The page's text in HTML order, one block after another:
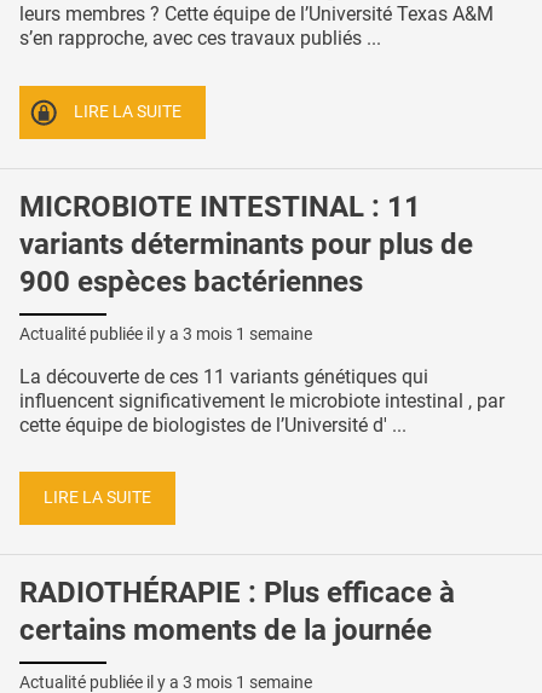
leurs membres ? Cette équipe de l’Université Texas A&M
s’en rapproche, avec ces travaux publiés ...
LIRE LA SUITE
MICROBIOTE INTESTINAL : 11
variants déterminants pour plus de
900 espèces bactériennes
Actualité publiée il y a 3 mois 1 semaine
La découverte de ces 11 variants génétiques qui
influencent significativement le microbiote intestinal , par
cette équipe de biologistes de l’Université d' ...
LIRE LA SUITE
RADIOTHÉRAPIE : Plus efficace à
certains moments de la journée
Actualité publiée il y a 3 mois 1 semaine